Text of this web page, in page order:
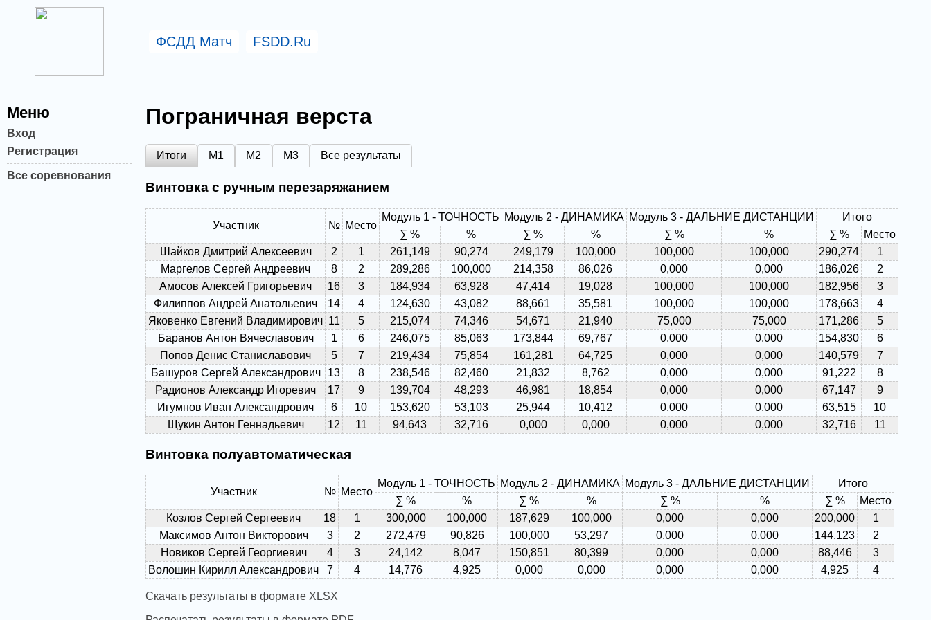
ФСДД Матч FSDD.Ru
Меню
Вход
Регистрация
Все соревнования
Пограничная верста
Итоги М1 М2 М3 Все результаты
Винтовка с ручным перезаряжанием
Участник № Место
Модуль 1 - ТОЧНОСТЬ Модуль 2 - ДИНАМИКА Модуль 3 - ДАЛЬНИЕ ДИСТАНЦИИ
Итого
∑ %
% ∑ % % ∑ % % ∑ %
Место
Шайков Дмитрий Алексеевич
2 1 261,149 90,274 249,179 100,000 100,000 100,000 290,274
1
Маргелов Сергей Андреевич
8 2 289,286 100,000 214,358 86,026 0,000 0,000 186,026
2
Амосов Алексей Григорьевич
16 3 184,934 63,928 47,414 19,028 100,000 100,000 182,956
3
Филиппов Андрей Анатольевич
14 4 124,630 43,082 88,661 35,581 100,000 100,000 178,663
4
Яковенко Евгений Владимирович 11 5 215,074 74,346 54,671 21,940 75,000 75,000 171,286
5
Баранов Антон Вячеславович
1 6 246,075 85,063 173,844 69,767 0,000 0,000 154,830
6
Попов Денис Станиславович
5 7 219,434 75,854 161,281 64,725 0,000 0,000 140,579
7
Башуров Сергей Александрович
13 8 238,546 82,460 21,832 8,762 0,000 0,000 91,222
8
Радионов Александр Игоревич
17 9 139,704 48,293 46,981 18,854 0,000 0,000 67,147
9
Игумнов Иван Александрович
6 10 153,620 53,103 25,944 10,412 0,000 0,000 63,515
10
Щукин Антон Геннадьевич
12 11 94,643 32,716 0,000 0,000 0,000 0,000 32,716 11
Винтовка полуавтоматическая
Участник № Место
Модуль 1 - ТОЧНОСТЬ Модуль 2 - ДИНАМИКА Модуль 3 - ДАЛЬНИЕ ДИСТАНЦИИ
Итого
∑ %
% ∑ % % ∑ % % ∑ %
Место
Козлов Сергей Сергеевич
18 1 300,000 100,000 187,629 100,000 0,000 0,000 200,000
1
Максимов Антон Викторович
3 2 272,479 90,826 100,000 53,297 0,000 0,000 144,123
2
Новиков Сергей Георгиевич
4 3 24,142 8,047 150,851 80,399 0,000 0,000 88,446
3
Волошин Кирилл Александрович
7 4 14,776 4,925 0,000 0,000 0,000 0,000 4,925 4
Скачать результаты в формате XLSX